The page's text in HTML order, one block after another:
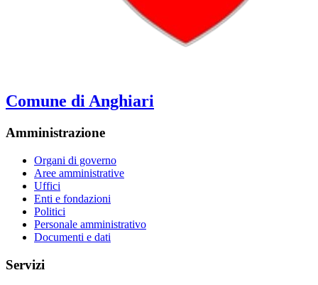
Comune di Anghiari
Amministrazione
Organi di governo
Aree amministrative
Uffici
Enti e fondazioni
Politici
Personale amministrativo
Documenti e dati
Servizi